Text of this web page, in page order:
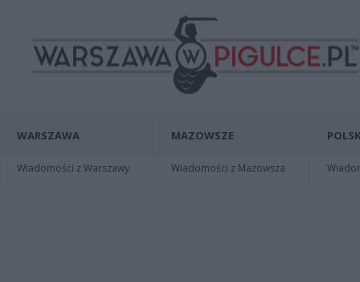
WARSZAWA
Wiadomości z Warszawy
MAZOWSZE
Wiadomości z Mazowsza